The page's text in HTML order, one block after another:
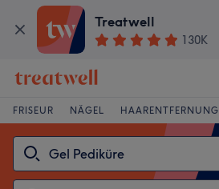
Treatwell
130K
FRISEUR NÄGEL HAARENTFERNUNG